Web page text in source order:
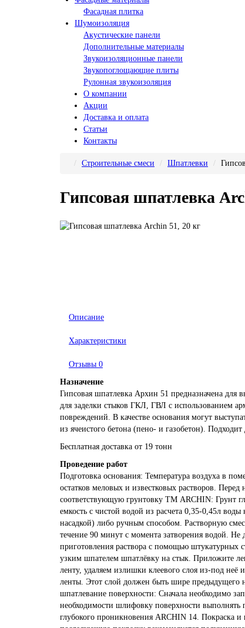
Фасадная плитка
Шумоизоляция
Акустические панели
Дополнительные материалы
Звукоизоляционные панели
Звукопоглощающие плиты
Рулонная звукоизоляция
О компании
Акции
Доставка и оплата
Статьи
Контакты
Строительные смеси Шпатлевки
Гипсовая шпатлевка
Описание
Характеристики
Отзывы 0
Назначение
Гипсовая шпатлевка Архин 51 предназначена
для заделки стыков ГКЛ, ГВЛ с использованием
повреждений. В качестве основания могут
из ячеистого бетона (пено- и газобетон).
Бесплатная доставка от 19 тонн
Проведение работ
Подготовка основания: Температура воздуха в
остатков меловых и известковых растворов.
соответствующую грунтовку ТМ ARCHIN: Грунт
емкость с чистой водой из расчета 0,35-0,45л
насадкой) либо ручным способом. Растворную
течение 90 минут с момента затворения водой. Не
приготовления раствора с помощью штукатурных
узким шпателем шпатлёвку на стык. Приложите
ленту, удаляем излишки клеевого слоя из-под
ленты. Этот слой должен быть шире
шпатлевание поверхности: Сначала необходимо
необходимости шлифовку поверхности выполнять
глубокого проникновения ARCHIN 14. Покраска и